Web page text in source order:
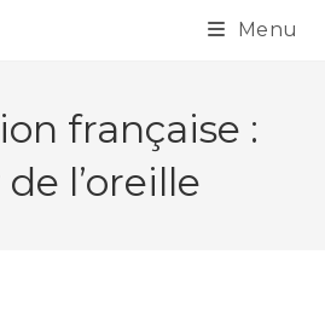
Menu
française :
l’oreille